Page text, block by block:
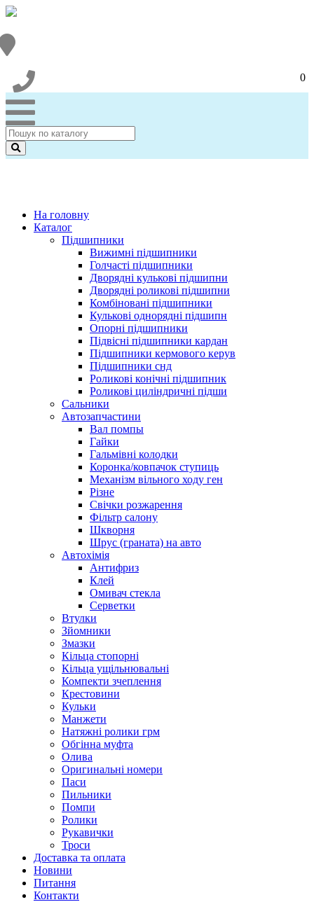
0
На головну
Каталог
Підшипники
Вижимні підшипники
Голчасті підшипники
Дворядні кулькові підшипни
Дворядні роликові підшипни
Комбіновані підшипники
Кулькові однорядні підшипн
Опорні підшипники
Підвісні підшипники кардан
Підшипники кермового керув
Підшипники снд
Роликові конічні підшипник
Роликові циліндричні підши
Сальники
Автозапчастини
Вал помпы
Гайки
Гальмівні колодки
Коронка/ковпачок ступиць
Механізм вільного ходу ген
Різне
Свічки розжарення
Фільтр салону
Шкворня
Шрус (граната) на авто
Автохімія
Антифриз
Клей
Омивач стекла
Серветки
Втулки
Зйомники
Змазки
Кільца стопорні
Кільца ущільнювальні
Компекти зчеплення
Крестовини
Кульки
Манжети
Натяжні ролики грм
Обгінна муфта
Олива
Оригинальні номери
Паси
Пильники
Помпи
Ролики
Рукавички
Троси
Доставка та оплата
Новини
Питання
Контакти